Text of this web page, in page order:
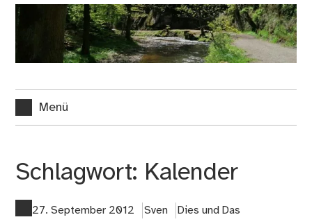
Menü
Schlagwort: Kalender
27. September 2012 Sven Dies und Das